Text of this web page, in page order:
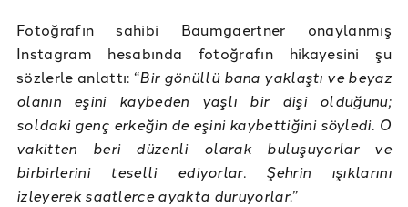
Fotoğrafın sahibi Baumgaertner onaylanmış
Instagram hesabında fotoğrafın hikayesini şu
sözlerle anlattı: “Bir gönüllü bana yaklaştı ve beyaz
olanın eşini kaybeden yaşlı bir dişi olduğunu;
soldaki genç erkeğin de eşini kaybettiğini söyledi. O
vakitten beri düzenli olarak buluşuyorlar ve
birbirlerini teselli ediyorlar. Şehrin ışıklarını
izleyerek saatlerce ayakta duruyorlar.”